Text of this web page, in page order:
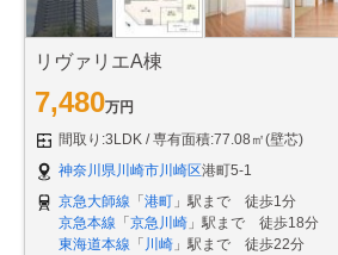
リヴァリエA棟
7,480万円
間取り:3LDK
専有面積:77.08㎡(壁芯)
神奈川県川崎市川崎区港町5-1
京急大師線 「 港町 」駅まで 徒歩1分
京急本線 「 京急川崎 」駅まで 徒歩18分
東海道本線 「 川崎 」駅まで 徒歩22分